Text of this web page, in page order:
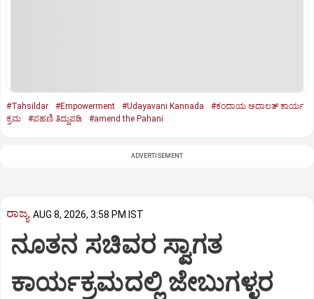
#Tahsildar #Empowerment #Udayavani Kannada
#ಕಂದಾಯ ಅದಾಲತ್‌ ಕಾರ್ಯ
ಕ್ರಮ
#ಪಹಣಿ ತಿದ್ದುಪಡಿ #amend the Pahani
ADVERTISEMENT
ರಾಜ್ಯ AUG 8, 2026, 3:58 PM IST
ನೂತನ ಸಚಿವರ ಸ್ವಾಗತ
ಕಾರ್ಯಕ್ರಮದಲ್ಲಿ ಜೇಬುಗಳ್ಳರ